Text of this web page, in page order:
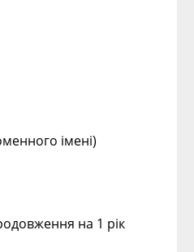
імені)
на 1 рік